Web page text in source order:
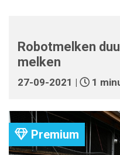
Robotmelken
melken
27-09-2021 | 1
Premium